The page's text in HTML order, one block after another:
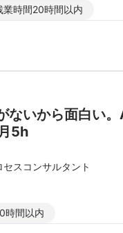
業時間20時間以内
ないから面白い
5h
スコンサルタント
時間以内